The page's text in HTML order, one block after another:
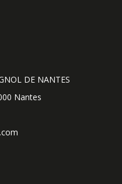
DE NANTES
Nantes